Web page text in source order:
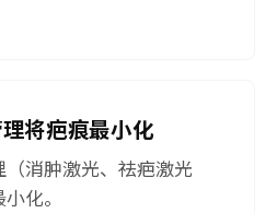
将疤痕最小化
消肿激光、祛疤激光
化。